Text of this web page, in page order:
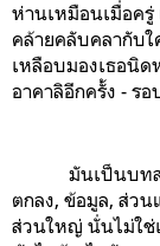
ห่านเหมือนเมื่อค
คล้ายคลับคลากับ
เหลือบมองเธอนิ
อาคาลิอีกครั้ง - ร
มันเป็นบท
ตกลง, ข้อมูล, ส่วน
ส่วนใหญ่ นั่นไม่ใช่